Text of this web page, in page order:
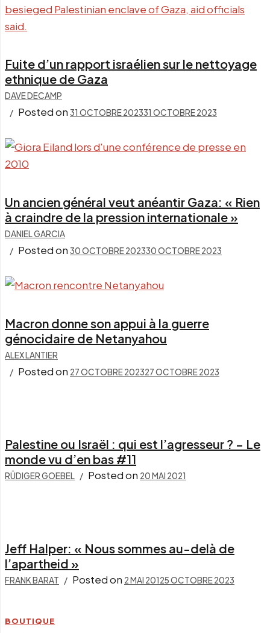
Fuite d’un rapport israélien sur le nettoyage
ethnique de Gaza
DAVE DECAMP
Posted on 31 OCTOBRE 202331 OCTOBRE 2023
Un ancien général veut anéantir Gaza: « Rien
à craindre de la pression internationale »
DANIEL GARCIA
Posted on 30 OCTOBRE 202330 OCTOBRE 2023
Macron donne son appui à la guerre
génocidaire de Netanyahou
ALEX LANTIER
Posted on 27 OCTOBRE 202327 OCTOBRE 2023
Palestine ou Israël : qui est l’agresseur ? – Le
monde vu d’en bas #11
RÜDIGER GOEBEL Posted on 20 MAI 2021
Jeff Halper: « Nous sommes au-delà de
l’apartheid »
FRANK BARAT Posted on 2 MAI 20125 OCTOBRE 2023
BOUTIQUE